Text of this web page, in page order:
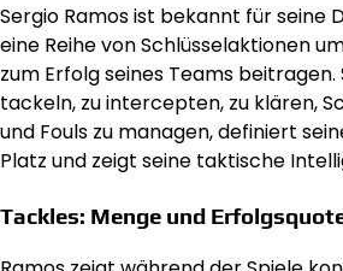
Sergio Ramos ist bekannt für seine
eine Reihe von Schlüsselaktionen
zum Erfolg seines Teams beitragen.
tackeln, zu intercepten, zu klären,
und Fouls zu managen, definiert
Platz und zeigt seine taktische
Tackles: Menge und